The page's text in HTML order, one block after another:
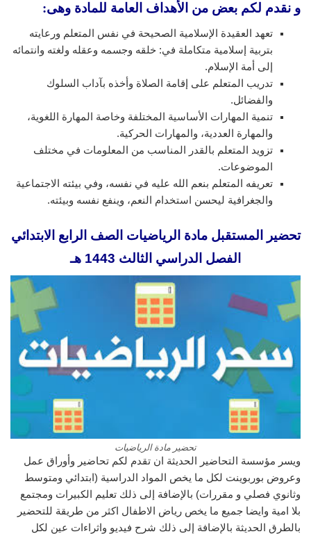
و نقدم لكم بعض من الأهداف العامة للمادة وهى:
تعهد العقيدة الإسلامية الصحيحة في نفس المتعلم ورعايته
بتربية إسلامية متكاملة في: خلقه وجسمه وعقله ولغته وانتمائه
إلى أمة الإسلام.
تدريب المتعلم على إقامة الصلاة وأخذه بآداب السلوك
والفضائل.
تنمية المهارات الأساسية المختلفة وخاصة المهارة اللغوية،
والمهارة العددية، والمهارات الحركية.
تزويد المتعلم بالقدر المناسب من المعلومات في مختلف
الموضوعات.
تعريفه المتعلم بنعم الله عليه في نفسه، وفي بيئته الاجتماعية
والجغرافية ليحسن استخدام النعم، وينفع نفسه وبيئته.
تحضير المستقبل مادة الرياضيات الصف الرابع الابتدائي
الفصل الدراسي الثالث 1443 هـ
تحضير مادة الرياضيات
ويسر مؤسسة التحاضير الحديثة ان تقدم لكم تحاضير وأوراق عمل
وعروض بوربوينت لكل ما يخص المواد الدراسية (ابتدائي ومتوسط
وثانوي فصلي و مقررات) بالإضافة إلى ذلك تعليم الكبيرات ومجتمع
بلا امية وايضا جميع ما يخص رياض الاطفال اكثر من طريقة للتحضير
بالطرق الحديثة بالإضافة إلى ذلك شرح فيديو واثراءات عين لكل